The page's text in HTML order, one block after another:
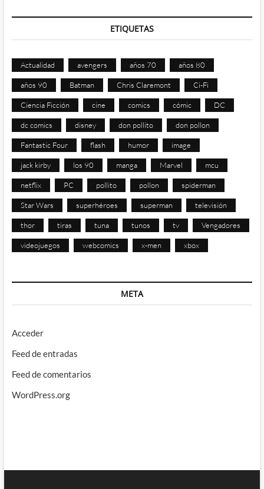
ETIQUETAS
Actualidad avengers años 70 años 80
años 90 Batman Chris Claremont Ci-Fi
Ciencia Ficción cine comics cómic DC
dc comics disney don pollito don pollon
Fantastic Four flash humor image
jack kirby los 90 manga Marvel mcu
netflix PC pollito pollon spiderman
Star Wars superhéroes superman televisión
thor tiras tuna tunos tv Vengadores
videojuegos webcomics x-men xbox
META
Acceder
Feed de entradas
Feed de comentarios
WordPress.org